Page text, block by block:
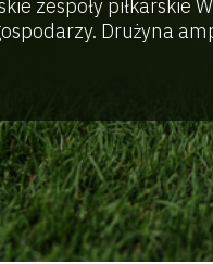
zespoły piłkarskie
Drużyna